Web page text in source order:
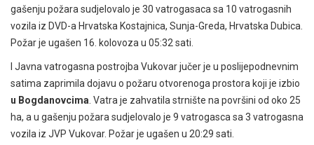
gašenju požara sudjelovalo je 30 vatrogasaca sa 10 vatrogasnih
vozila iz DVD-a Hrvatska Kostajnica, Sunja-Greda, Hrvatska Dubica.
Požar je ugašen 16. kolovoza u 05:32 sati.
I Javna vatrogasna postrojba Vukovar jučer je u poslijepodnevnim
satima zaprimila dojavu o požaru otvorenoga prostora koji je izbio
u Bogdanovcima . Vatra je zahvatila strnište na površini od oko 25
ha, a u gašenju požara sudjelovalo je 9 vatrogasca sa 3 vatrogasna
vozila iz JVP Vukovar. Požar je ugašen u 20:29 sati.